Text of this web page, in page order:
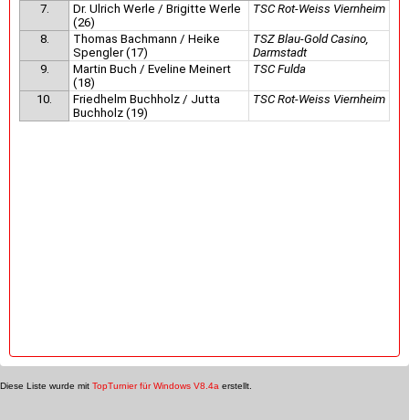
7.
Dr. Ulrich Werle / Brigitte Werle
(26)
TSC Rot-Weiss Viernheim
8.
Thomas Bachmann / Heike
Spengler (17)
TSZ Blau-Gold Casino,
Darmstadt
9.
Martin Buch / Eveline Meinert
(18)
TSC Fulda
10.
Friedhelm Buchholz / Jutta
Buchholz (19)
TSC Rot-Weiss Viernheim
Diese Liste wurde mit TopTurnier für Windows V8.4a erstellt.